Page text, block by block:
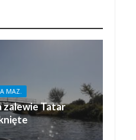
MAZ.
zalewie Tatar